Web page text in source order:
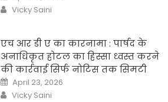
Author
Vicky Saini
एच आर डी ए का कारनामा : पार्षद के
अनाधिकृत होटल का हिस्सा ध्वस्त करने
की कार्रवाई सिर्फ नोटिस तक सिमटी
Posted
on
April 23, 2026
Author
Vicky Saini